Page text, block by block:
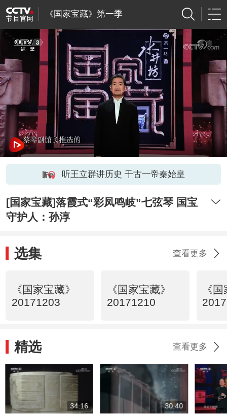
《国家宝藏》第一季
听王立群讲历史 千古一帝秦始皇
[国家宝藏]落霞式“彩凤鸣岐”七弦琴 国宝
守护人：孙淳
选集 查看更多
《国家宝藏》
20171203
《国家宝藏》
20171210
《
精选 查看更多
34:16 30:40